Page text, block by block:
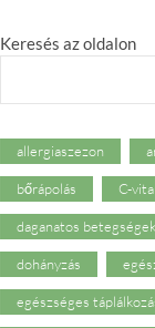
Keresés az oldalon
allergiaszezon
bőrápolás C-
daganatos betegségek
dohányzás
egészséges